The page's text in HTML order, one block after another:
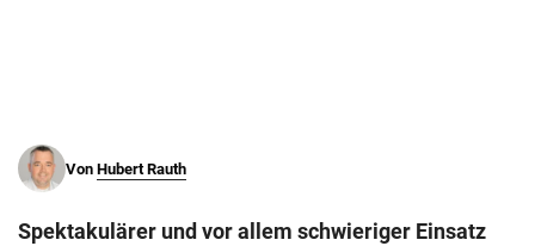
Von Hubert Rauth
Spektakulärer und vor allem schwieriger Einsatz